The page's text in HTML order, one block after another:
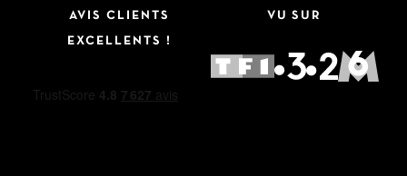
AVIS CLIENTS
EXCELLENTS !
VU SUR